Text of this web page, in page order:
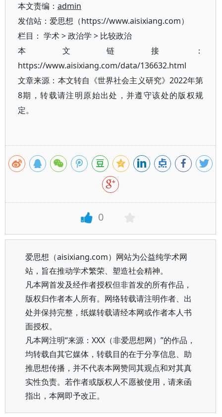
本文责编： admin
发信站：爱思想（https://www.aisixiang.com）
栏目： 学术>政治学 > 比较政治
本文链接：
https://www.aisixiang.com/data/136632.html
文章来源：本文转自《世界社会主义研究》2022年第
8期，转载请注明原始出处，并遵守该处的版权规
定。
0
爱思想（aisixiang.com）网站为公益纯学术网
站，旨在推动学术繁荣、塑造社会精神。
凡本网首发及经作者授权但非首发的所有作品，
版权归作者本人所有。网络转载请注明作者、出
处并保持完整，纸媒转载请经本网或作者本人书
面授权。
凡本网注明“来源：XXX（非爱思想网）”的作品，
均转载自其它媒体，转载目的在于分享信息、助
推思想传播，并不代表本网赞同其观点和对其真
实性负责。若作者或版权人不愿被使用，请来函
指出，本网即予改正。